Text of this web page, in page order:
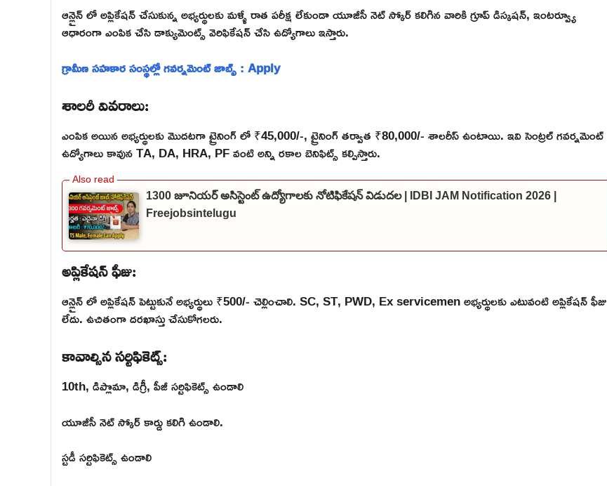
ఆన్లైన్ లో అప్లికేషన్ చేసుకున్న అభ్యర్థులకు మళ్ళీ రాత పరీక్ష లేకుండా యూజీసీ నెట్ స్కోర్ కలిగిన వారికి గ్రూప్ డిస్కషన్, ఇంటర్వ్యూ
ఆధారంగా ఎంపిక చేసి డాక్యుమెంట్స్ వెరిఫికేషన్ చేసి ఉద్యోగాలు ఇస్తారు.
గ్రామీణ సహకార సంస్థల్లో గవర్నమెంట్ జాబ్స్ : Apply
శాలరీ వివరాలు:
ఎంపిక అయిన అభ్యర్థులకు మొదటగా ట్రైనింగ్ లో ₹45,000/-, ట్రైనింగ్ తర్వాత ₹80,000/- శాలరీస్ ఉంటాయి. ఇవి సెంట్రల్ గవర్నమెంట్
ఉద్యోగాలు కావున TA, DA, HRA, PF వంటి అన్ని రకాల బెనిఫిట్స్ కల్పిస్తారు.
1300 జూనియర్ అసిస్టెంట్ ఉద్యోగాలకు నోటిఫికేషన్ విడుదల | IDBI JAM Notification 2026 |
Freejobsintelugu
అప్లికేషన్ ఫీజు:
ఆన్లైన్ లో అప్లికేషన్ పెట్టుకునే అభ్యర్థులు ₹500/- చెల్లించాలి. SC, ST, PWD, Ex servicemen అభ్యర్థులకు ఎటువంటి అప్లికేషన్ ఫీజు
లేదు. ఉచితంగా దరఖాస్తు చేసుకోగలరు.
కావాల్సిన సర్టిఫికెట్స్:
10th, డిప్లొమా, డిగ్రీ, పీజీ సర్టిఫికెట్స్ ఉండాలి
యూజీసీ నెట్ స్కోర్ కార్డు కలిగి ఉండాలి.
స్టడీ సర్టిఫికెట్స్ ఉండాలి